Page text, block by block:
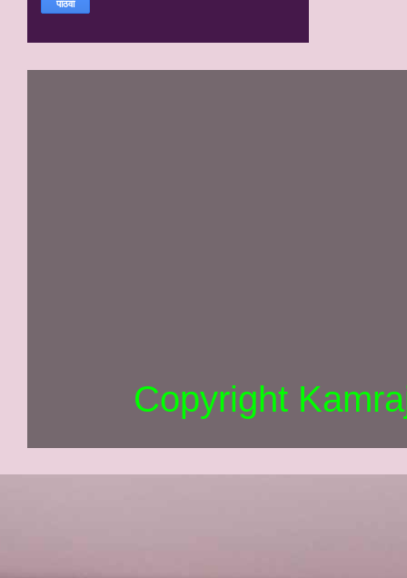
Copyright